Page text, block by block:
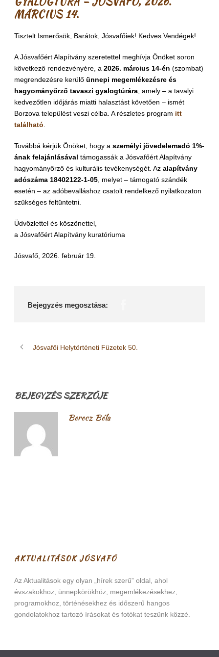
MÁRCIUS 14.
Tisztelt Ismerősök, Barátok, Jósvafőiek! Kedves Vendégek!
A Jósvafőért Alapítvány szeretettel meghívja Önöket soron
következő rendezvényére, a 2026. március 14-én (szombat)
megrendezésre kerülő ünnepi megemlékezésre és
hagyományőrző tavaszi gyalogtúrára , amely – a tavalyi
kedvezőtlen időjárás miatti halasztást követően – ismét
Borzova települést veszi célba. A részletes program itt
található
Továbbá kérjük Önöket, hogy a személyi jövedelemadó 1%-
ának felajánlásával támogassák a Jósvafőért Alapítvány
hagyományőrző és kulturális tevékenységét. Az alapítvány
adószáma 18402122-1-05 , melyet – támogató szándék
esetén – az adóbevalláshoz csatolt rendelkező nyilatkozaton
szükséges feltüntetni.
Üdvözlettel és köszönettel,
a Jósvafőért Alapítvány kuratóriuma
Jósvafő, 2026. február 19.
Bejegyzés megosztása:
Jósvafői Helytörténeti Füzetek 50.
BEJEGYZÉS SZERZŐJE
Berecz Béla
AKTUALITÁSOK JÓSVAFŐ
Az Aktualitások egy olyan „hírek szerű” oldal, ahol
évszakokhoz, ünnepkörökhöz, megemlékezésekhez,
programokhoz, történésekhez és időszerű hangos
gondolatokhoz tartozó írásokat és fotókat teszünk közzé.